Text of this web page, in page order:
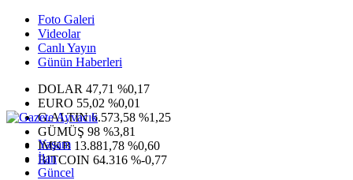
Foto Galeri
Videolar
Canlı Yayın
Günün Haberleri
DOLAR 47,71 %0,17
EURO 55,02 %0,01
G.ALTIN6.573,58 %1,25
GÜMÜŞ 98 %3,81
IMKB 13.881,78 %0,60
BITCOIN 64.316 %-0,77
Yaşam
İlan
Güncel